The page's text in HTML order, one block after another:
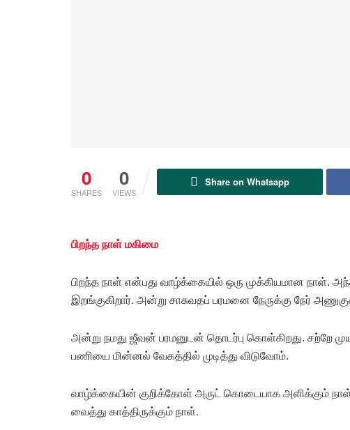
0
SHARES
0
VIEWS
Share on Whatsapp
பிறந்த நாள் மகிமை
பிறந்த நாள் என்பது வாழ்க்கையில் ஒரு முக்கியமான நாள்.
இறங்குகிறார். அன்று சாசுவதப் பரமனை நேருக்கு நேர்
அன்று நமது ஜீவன் பரமனுடன் தொடர்பு கொள்கிறது. சற்றே
பணியை மின்னல் வேகத்தில் முடித்து விடுவோம்.
வாழ்க்கையின் குறிக்கோள் அருட் கொடையாக அளிக்கும்
வைத்து காத்திருக்கும் நாள்.